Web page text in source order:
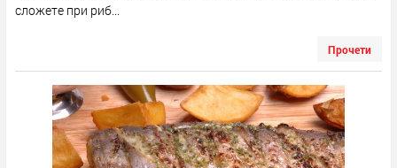
сложете при риб...
Прочети